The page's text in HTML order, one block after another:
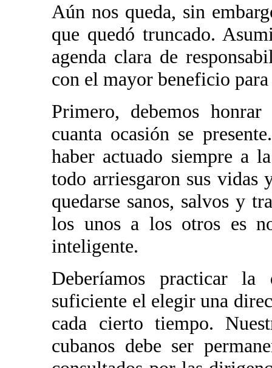
Aún nos queda, sin
que quedó truncado.
agenda clara de
con el mayor beneficio
Primero, debemos
cuanta ocasión se
haber actuado siempre a
todo arriesgaron sus vidas
quedarse sanos, salvos y
los unos a los otros es
inteligente.
Deberíamos practicar la
suficiente el elegir una
cada cierto tiempo.
cubanos debe ser